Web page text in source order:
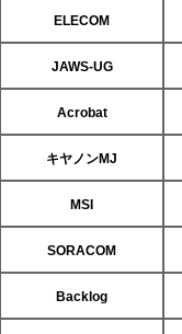
ELECOM
JAWS-UG
Acrobat
キヤノンMJ
MSI
SORACOM
Backlog